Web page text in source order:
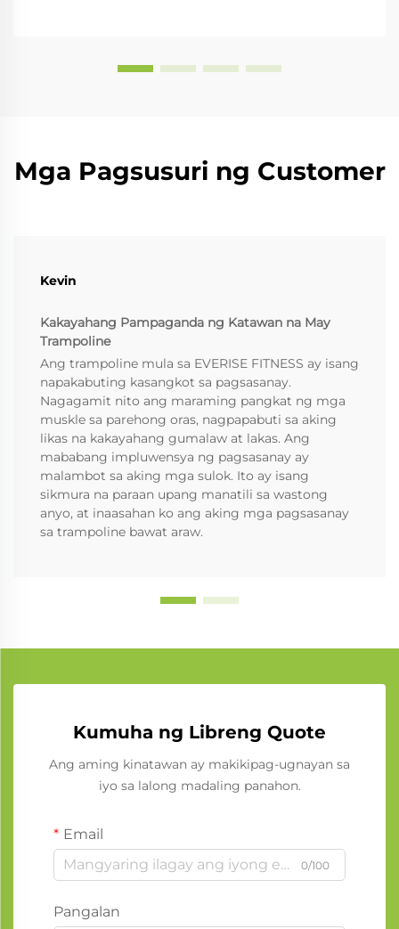
Mga Pagsusuri ng Customer
Kevin
Kakayahang Pampaganda ng Katawan na May
Trampoline
Ang trampoline mula sa EVERISE FITNESS ay isang
napakabuting kasangkot sa pagsasanay.
Nagagamit nito ang maraming pangkat ng mga
muskle sa parehong oras, nagpapabuti sa aking
likas na kakayahang gumalaw at lakas. Ang
mababang impluwensya ng pagsasanay ay
malambot sa aking mga sulok. Ito ay isang
sikmura na paraan upang manatili sa wastong
anyo, at inaasahan ko ang aking mga pagsasanay
sa trampoline bawat araw.
Kumuha ng Libreng Quote
Ang aming kinatawan ay makikipag-ugnayan sa
iyo sa lalong madaling panahon.
Email
0/100
Pangalan